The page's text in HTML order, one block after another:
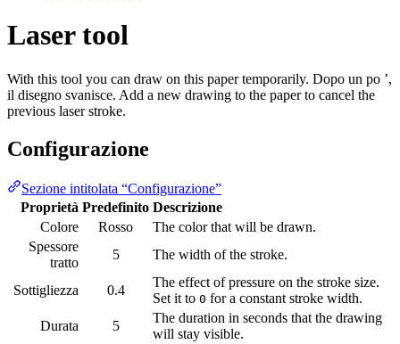
Laser tool
With this tool you can draw on this paper temporarily. Dopo un po ’,
il disegno svanisce. Add a new drawing to the paper to cancel the
previous laser stroke.
Configurazione
Sezione intitolata “Configurazione”
Proprietà Predefinito Descrizione
Colore
Rosso
The color that will be drawn.
Spessore
tratto
5 The width of the stroke.
Sottigliezza 0.4
The effect of pressure on the stroke size.
Set it to 0 for a constant stroke width.
Durata
5
The duration in seconds that the drawing
will stay visible.